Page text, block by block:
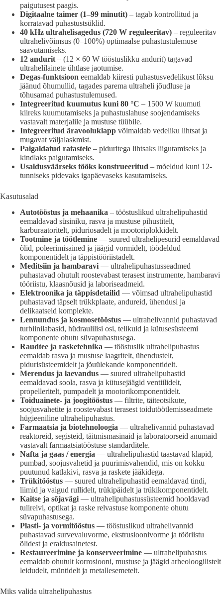
paigutusest paagis.
Digitaalne taimer (1–99 minutit) – tagab kontrollitud ja
korratavad puhastustsüklid.
40 kHz ultrahelisagedus (720 W reguleeritav) – reguleeritav
ultrahelivõimsus (0–100%) optimaalse puhastustulemuse
saavutamiseks.
12 andurit – (12 × 60 W tööstuslikku andurit) tagavad
ultrahelilainete ühtlase jaotumise.
Degas-funktsioon eemaldab kiiresti puhastusvedelikust lõksu
jäänud õhumullid, tagades parema ultraheli jõudluse ja
tõhusamad puhastustulemused.
Integreeritud kuumutus kuni 80 °C – 1500 W kuumuti
kiireks kuumutamiseks ja puhastuslahuse soojendamiseks
vastavalt materjalile ja mustuse tüübile.
Integreeritud äravooluklapp võimaldab vedeliku lihtsat ja
mugavat väljalaskmist.
Paigaldatud ratastele – piduritega lihtsaks liigutamiseks ja
kindlaks paigutamiseks.
Usaldusväärseks tööks konstrueeritud – mõeldud kuni 12-
tunniseks pidevaks igapäevaseks kasutamiseks.
Kasutusalad
Autotööstus ja mehaanika – tööstuslikud ultrahelipuhastid
eemaldavad süsiniku, rasva ja mustuse pihustitelt,
karburaatoritelt, piduriosadelt ja mootoriplokkidelt.
Tootmine ja töötlemine — suured ultrahelipesurid eemaldavad
õlid, poleerimisained ja jäägid vormidelt, töödeldud
komponentidelt ja täppistööriistadelt.
Meditsiin ja hambaravi — ultrahelipuhastusseadmed
puhastavad ohutult roostevabast terasest instrumente, hambaravi
tööriistu, klaasnõusid ja laboriseadmeid.
Elektroonika ja täppisdetailid — võimsad ultrahelipuhastid
puhastavad täpselt trükkplaate, andureid, ühendusi ja
delikaatseid komplekte.
Lennundus ja kosmosetööstus — ultrahelivannid puhastavad
turbiinilabasid, hüdraulilisi osi, telikuid ja kütusesüsteemi
komponente ohutu süvapuhastusega.
Raudtee ja rasketehnika — tööstuslik ultrahelipuhastus
eemaldab rasva ja mustuse laagritelt, ühendustelt,
pidurisüsteemidelt ja jõuülekande komponentidelt.
Merendus ja laevandus — suured ultrahelipuhastid
eemaldavad soola, rasva ja kütusejäägid ventiilidelt,
propelleritelt, pumpadelt ja mootorikomponentidelt.
Toiduainete- ja joogitööstus — filtrite, täiteotsikute,
soojusvahetite ja roostevabast terasest toidutöötlemisseadmete
hügieeniline ultrahelipuhastus.
Farmaatsia ja biotehnoloogia — ultrahelivannid puhastavad
reaktoreid, segisteid, täitmismasinaid ja laboratoorseid anumaid
vastavalt farmaatsiatööstuse standarditele.
Nafta ja gaas / energia — ultrahelipuhastid taastavad klapid,
pumbad, soojusvahetid ja puurimisvahendid, mis on kokku
puutunud katlakivi, rasva ja raskete jääkidega.
Trükitööstus — suured ultrahelipuhastid eemaldavad tindi,
liimid ja vaigud rullidelt, trükipäidelt ja trükikomponentidelt.
Kaitse ja sõjavägi — ultrahelipuhastussüsteemid hooldavad
tulirelvi, optikat ja raske relvastuse komponente ohutu
süvapuhastusega.
Plasti- ja vormitööstus — tööstuslikud ultrahelivannid
puhastavad survevaluvorme, ekstrusioonivorme ja tööriistu
õlidest ja eraldusainetest.
Restaureerimine ja konserveerimine — ultrahelipuhastus
eemaldab ohutult korrosiooni, mustuse ja jäägid arheoloogilistelt
leidudelt, müntidelt ja metallesemetelt.
Miks valida ultrahelipuhastus